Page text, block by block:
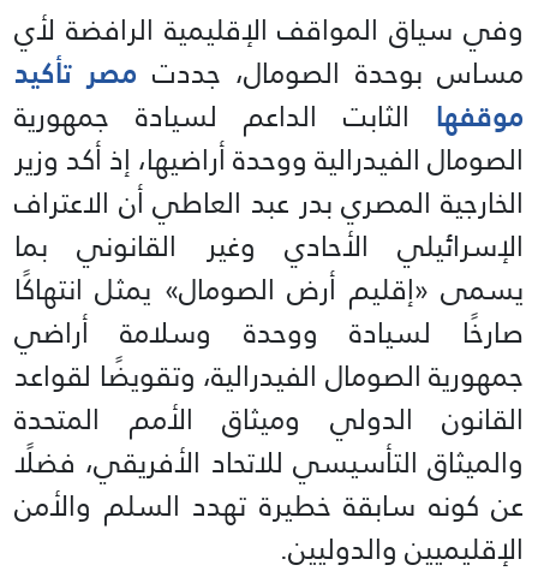
وفي سياق المواقف الإقليمية الرافضة لأي
مساس بوحدة الصومال، جددت مصر تأكيد
موقفها الثابت الداعم لسيادة جمهورية
الصومال الفيدرالية ووحدة أراضيها، إذ أكد وزير
الخارجية المصري بدر عبد العاطي أن الاعتراف
الإسرائيلي الأحادي وغير القانوني بما
يسمى «إقليم أرض الصومال» يمثل انتهاكًا
صارخًا لسيادة ووحدة وسلامة أراضي
جمهورية الصومال الفيدرالية، وتقويضًا لقواعد
القانون الدولي وميثاق الأمم المتحدة
والميثاق التأسيسي للاتحاد الأفريقي، فضلًا
عن كونه سابقة خطيرة تهدد السلم والأمن
الإقليميين والدوليين.